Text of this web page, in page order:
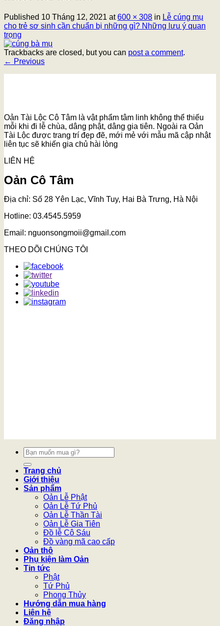
Published 10 Tháng 12, 2021 at600 × 308 in Lễ cúng mụ
cho trẻ sơ sinh cần chuẩn bị những gì? Những lưu ý quan
trọng
Trackbacks are closed, but you can post a comment.
← Previous
Oản Tài Lộc Cô Tâm là vật phẩm tâm linh không thể thiếu
mỗi khi đi lễ chùa, dâng phật, dâng gia tiên. Ngoài ra Oản
Tài Lộc được trang trí đẹp đẽ, mới mẻ với mẫu mã cập nhật
liên tục sẽ khiến gia chủ hài lòng
LIÊN HỆ
Oản Cô Tâm
Địa chỉ: Số 28 Yên Lạc, Vĩnh Tuy, Hai Bà Trưng, Hà Nội
Hotline: 03.4545.5959
Email: nguonsongmoii@gmail.com
THEO DÕI CHÚNG TÔI
Tìm
kiếm:
Trang chủ
Giới thiệu
Sản phẩm
Oản Lễ Phật
Oản Lễ Tứ Phủ
Oản Lễ Thần Tài
Oản Lễ Gia Tiên
Đồ lễ Cô Sáu
Đồ vàng mã cao cấp
Oản thô
Phụ kiện làm Oản
Tin tức
Phật
Tứ Phủ
Phong Thủy
Hướng dẫn mua hàng
Liên hệ
Đăng nhập